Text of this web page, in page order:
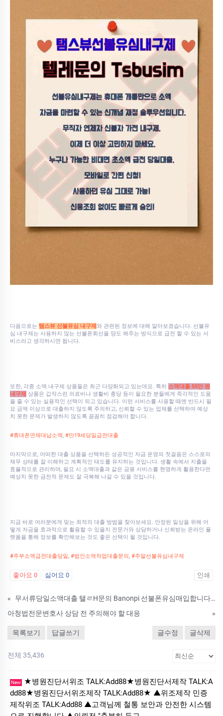
다음으로는 탬스뷰 선불유심 내구제 와 관련된 정보에 대해 알아보겠습니다. 선불유
심 내구제는 사용하지 않는 선불폰회선을 양도 해주는 방식으로 급전 할 수 있는 서
비스라고 생각하시면 됩니다.
또한, 각종 소액 내구제 상품들은 최근 다양화되고 있는데요. 특히 소액대출 50만 원
내구제 상품은 갑작스런 의료비나 생활비 충당 등이 필요한 분들에게 즉각적인 도움
을 줄 수 있는 실용적인 선택이 되고 있습니다. 이런 서비스를 사용할 때엔 반드시 필
요 금액 이상으로 대출하지 않도록 주의하고, 신뢰할 수 있는 업체를 선택하여 예상
치 못한 문제가 발생하지 않도록 꼼꼼히 점검해야 합니다.
#휴대폰연체대납소액, #만19세당일급전대출
마지막으로, 어떠한 대출 상품을 선택하든 성공적인 자금 운영의 첫걸음은 스스로의
재무 상태를 잘 이해하고 계획적인 태도를 유지하는 것입니다. 생활 속에서 지출을
효율적으로 관리하며, 필요 시 소액대출과 같은 금융 서비스를 현명하게 활용한다면
예상치 못한 금전적 문제도 잘 극복해 나갈 수 있을 것입니다.
지금 바로 여러분에게 맞는 최적의 대출 방법을 찾아보세요. 안정된 일상을 위해 어
떻게 자금을 효과적으로 활용할 수 있을지 전문가와 상담하거나 신뢰받는 온라인 플
랫폼을 통해 정보를 확인해보는 것도 좋은 선택이 될 것입니다.
#주부소액급전대출당일, #법인소액작업대출문의, #주말선불유심내구제
좋아요 0 싫어요 0 인쇄
«
무서류당일소액대출 탤ㄹH문의 Banonpi 선불폰유심매입합니다 바넌피선불유심내구제 양평군휴대폰소액급전대출 긴급재난일상회복생계안정자금 TJI
아청법전문변호사 상담 전 주의해야 할 대응
»
목록보기 답글쓰기 글수정 글삭제
전체 35,436
New
★병원진단서위조 TALK:Add88★병원진단서제작 TALK:A
dd88★병원진단서위조제작 TALK:Add88★ ▲위조제작 민증
제작위조 TALK:Add88 ▲고객님께 철통 보안과 안전한 시스템